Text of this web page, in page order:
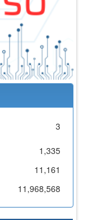
3
1,335
11,161
11,968,568
Cao